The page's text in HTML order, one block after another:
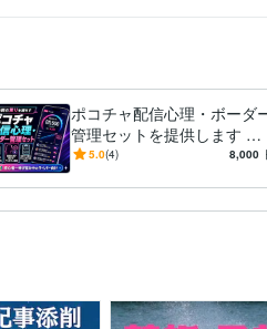
ポコチャ配信心理・ボーダ
管理セットを提供します 応
援・締め前・ボーダー管理
5.0(4) 8,000